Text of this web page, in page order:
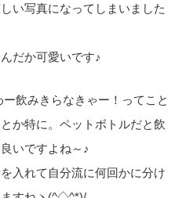
い写真になってしまいました
だか可愛いです♪
飲みきらなきゃー！ってこと
か特に。ペットボトルだと飲
いですよね～♪
入れて自分流に何回かに分け